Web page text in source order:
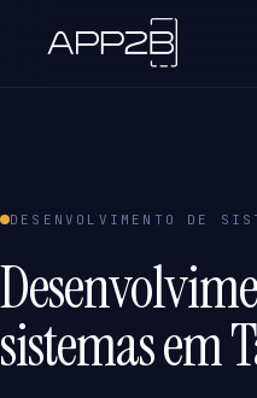
DESENVOLVIMENTO DE
sistemas em